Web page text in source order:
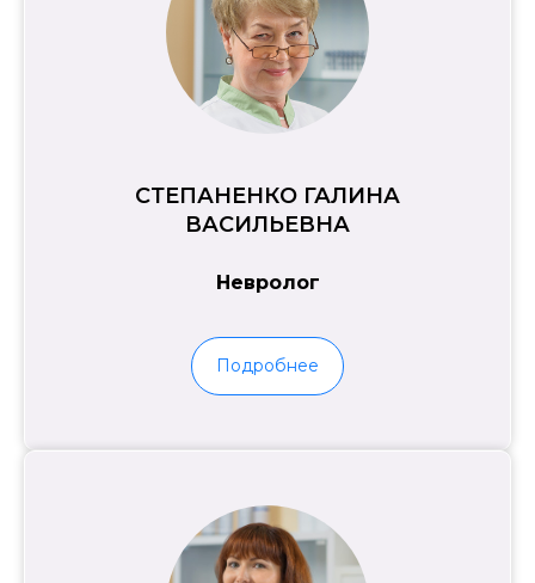
СТЕПАНЕНКО ГАЛИНА
ВАСИЛЬЕВНА
Невролог
Подробнее